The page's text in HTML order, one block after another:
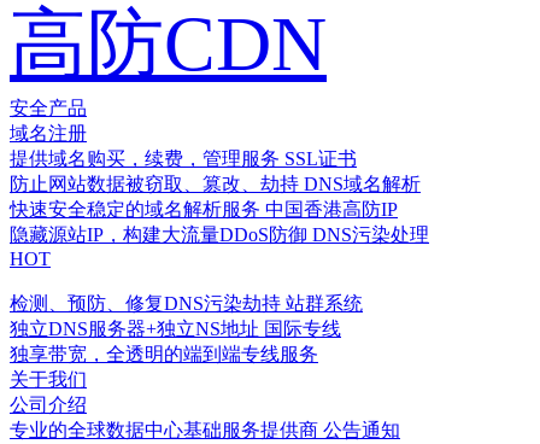
高防CDN
安全产品
域名注册
提供域名购买，续费，管理服务 SSL证书
防止网站数据被窃取、篡改、劫持 DNS域名解析
快速安全稳定的域名解析服务 中国香港高防IP
隐藏源站IP，构建大流量DDoS防御 DNS污染处理
HOT
检测、预防、修复DNS污染劫持 站群系统
独立DNS服务器+独立NS地址 国际专线
独享带宽，全透明的端到端专线服务
关于我们
公司介绍
专业的全球数据中心基础服务提供商 公告通知